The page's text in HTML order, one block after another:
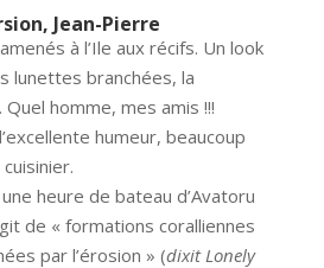
Jean-Pierre
à l’Ile aux récifs. Un look
lunettes branchées, la
homme, mes amis !!!
humeur, beaucoup
heure de bateau d’Avatoru
de « formations coralliennes
par l’érosion » (dixit Lonely